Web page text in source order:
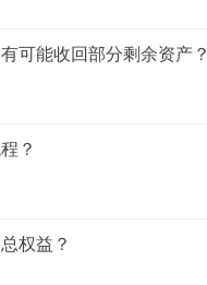
可能收回部分剩余资产？
？
权益？